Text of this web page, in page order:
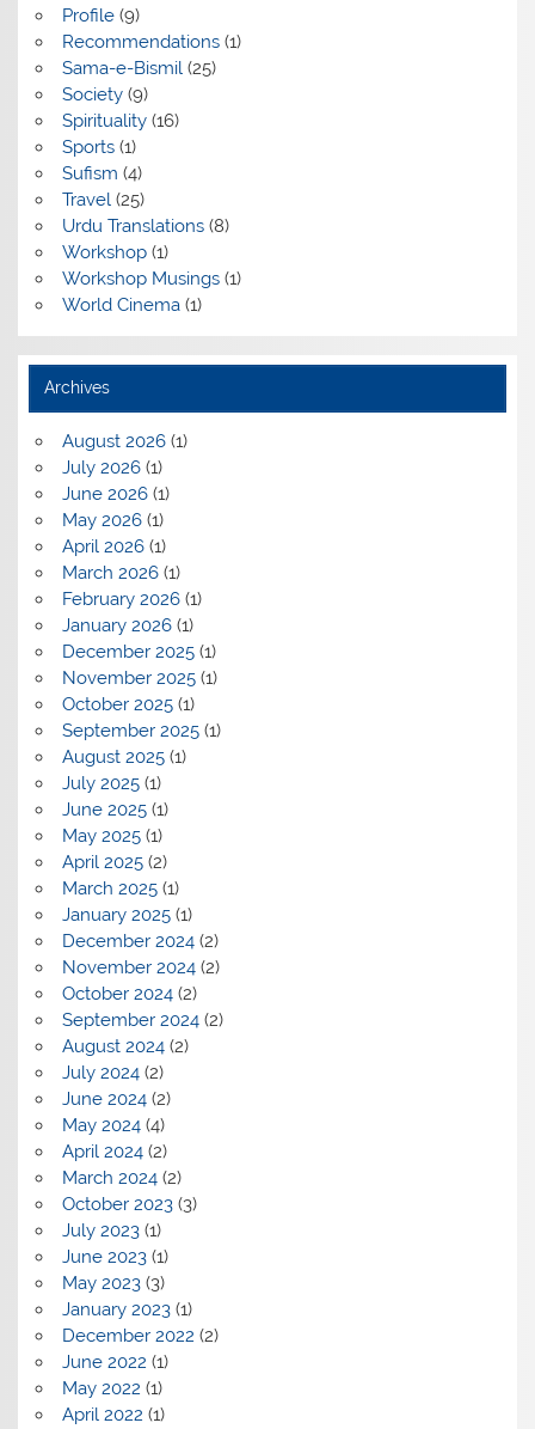
Profile(9)
Recommendations(1)
Sama-e-Bismil(25)
Society(9)
Spirituality(16)
Sports(1)
Sufism (4)
Travel(25)
Urdu Translations(8)
Workshop(1)
Workshop Musings(1)
World Cinema(1)
Archives
August 2026(1)
July 2026(1)
June 2026(1)
May 2026(1)
April 2026(1)
March 2026(1)
February 2026(1)
January 2026(1)
December 2025(1)
November 2025(1)
October 2025(1)
September 2025(1)
August 2025(1)
July 2025(1)
June 2025(1)
May 2025(1)
April 2025(2)
March 2025(1)
January 2025(1)
December 2024(2)
November 2024(2)
October 2024(2)
September 2024(2)
August 2024(2)
July 2024(2)
June 2024(2)
May 2024(4)
April 2024(2)
March 2024(2)
October 2023(3)
July 2023(1)
June 2023(1)
May 2023(3)
January 2023(1)
December 2022 (2)
June 2022 (1)
May 2022 (1)
April 2022 (1)